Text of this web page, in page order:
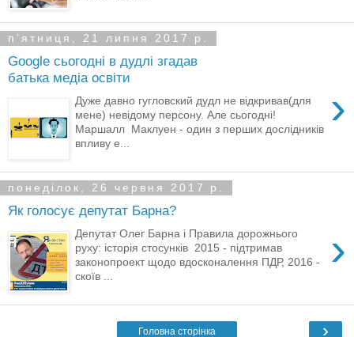
пʼятниця, 21 липня 2017 р.
Google сьогодні в дудлі згадав
батька медіа освіти
›
Дуже давно гугловский дудл не відкривав(для
мене) невідому персону. Але сьогодні!
Маршалл Маклуен - один з перших дослідників
впливу е...
понеділок, 26 червня 2017 р.
Як голосує депутат Барна?
›
Депутат Олег Барна і Правила дорожнього
руху: історія стосунків 2015 - підтримав
законопроект щодо вдосконалення ПДР, 2016 -
скоїв ...
›
Головна сторінка